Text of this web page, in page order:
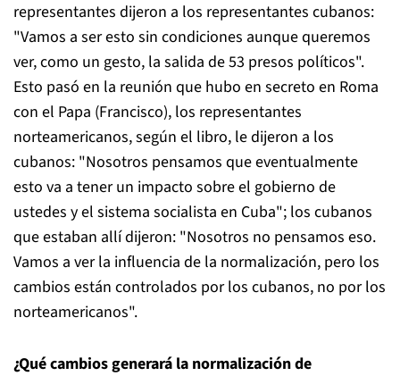
representantes dijeron a los representantes cubanos:
"Vamos a ser esto sin condiciones aunque queremos
ver, como un gesto, la salida de 53 presos políticos".
Esto pasó en la reunión que hubo en secreto en Roma
con el Papa (Francisco), los representantes
norteamericanos, según el libro, le dijeron a los
cubanos: "Nosotros pensamos que eventualmente
esto va a tener un impacto sobre el gobierno de
ustedes y el sistema socialista en Cuba"; los cubanos
que estaban allí dijeron: "Nosotros no pensamos eso.
Vamos a ver la influencia de la normalización, pero los
cambios están controlados por los cubanos, no por los
norteamericanos".
¿Qué cambios generará la normalización de